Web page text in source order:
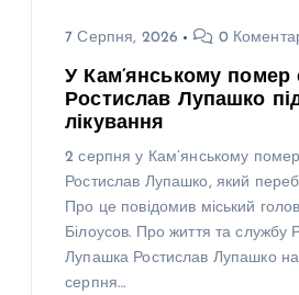
7 Серпня, 2026 0
У Кам’янському помер
Ростислав Лупашко
лікування
2 серпня у Кам’янському
Ростислав Лупашко, який
Про це повідомив міський
Білоусов. Про життя та службу
Лупашка Ростислав Лупашко
серпня…